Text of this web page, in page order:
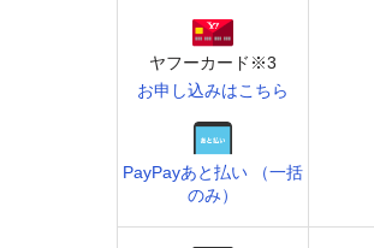
ヤフーカード※3
お申し込みはこちら
PayPayあと払い （一括
のみ）